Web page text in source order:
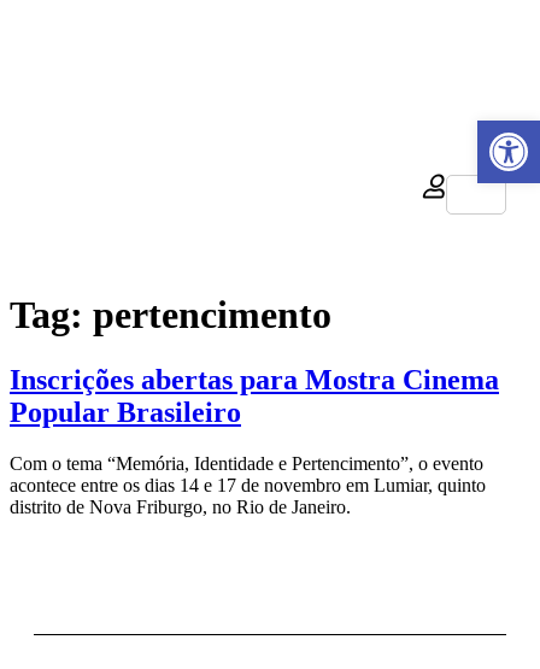
Tag: pertencimento
Inscrições abertas para Mostra Cinema
Popular Brasileiro
Com o tema “Memória, Identidade e Pertencimento”, o evento
acontece entre os dias 14 e 17 de novembro em Lumiar, quinto
distrito de Nova Friburgo, no Rio de Janeiro.
Abrir a